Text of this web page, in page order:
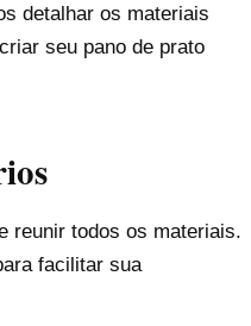
detalhar os materiais
seu pano de prato
reunir todos os materiais.
facilitar sua